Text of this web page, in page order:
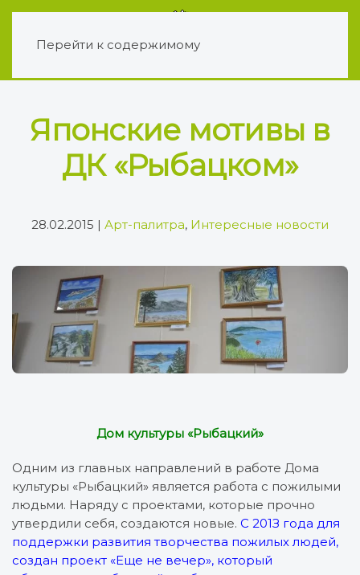
Перейти к содержимому
Японские мотивы в
ДК «Рыбацком»
28.02.2015 | Арт-палитра, Интересные новости
Дом культуры «Рыбацкий»
Одним из главных направлений в работе Дома
культуры «Рыбацкий» является работа с пожилыми
людьми. Наряду с проектами, которые прочно
утвердили себя, создаются новые. С 201З года для
поддержки развития творчества пожилых людей,
создан проект «Еще не вечер», который